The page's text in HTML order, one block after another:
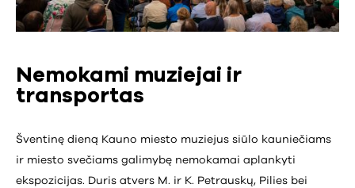
Nemokami muziejai ir
transportas
Šventinę dieną Kauno miesto muziejus siūlo kauniečiams
ir miesto svečiams galimybę nemokamai aplankyti
ekspozicijas. Duris atvers M. ir K. Petrauskų, Pilies bei